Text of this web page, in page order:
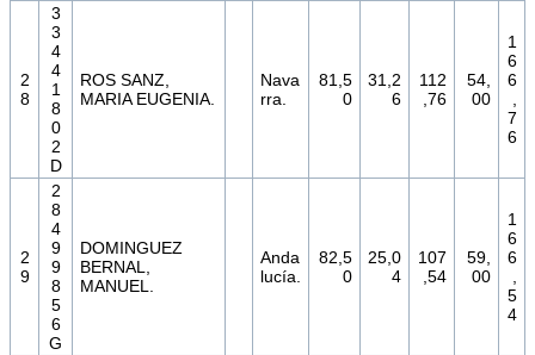
2
8
3
3
4
4
1
8
0
2
D
ROS SANZ,
MARIA EUGENIA.
Nava
rra.
81,5
0
31,2
6
112
,76
54,
00
1
6
6
7
6
2
9
2
8
4
9
9
8
5
6
G
DOMINGUEZ
BERNAL,
MANUEL.
Anda
lucía.
82,5
0
25,0
4
107
,54
59,
00
1
6
6
5
4